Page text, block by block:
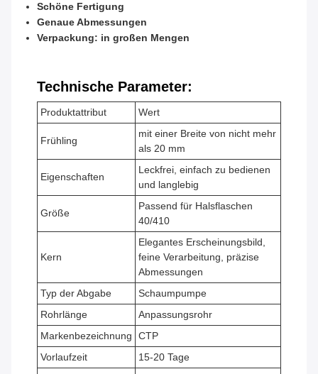
Schöne Fertigung
Genaue Abmessungen
Verpackung: in großen Mengen
Technische Parameter:
Produktattribut Wert
Frühling
mit einer Breite von nicht mehr
als 20 mm
Eigenschaften
Leckfrei, einfach zu bedienen
und langlebig
Größe
Passend für Halsflaschen
40/410
Kern
Elegantes Erscheinungsbild,
feine Verarbeitung, präzise
Abmessungen
Typ der Abgabe
Schaumpumpe
Rohrlänge
Anpassungsrohr
Markenbezeichnung
CTP
Vorlaufzeit
15-20 Tage